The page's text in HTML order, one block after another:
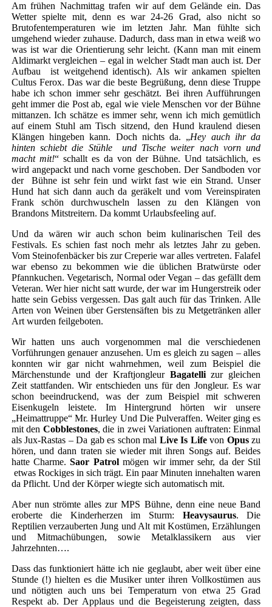
Am frühen Nachmittag trafen wir auf dem Gelände ein. Das
Wetter spielte mit, denn es war 24-26 Grad, also nicht so
Brutofentemperaturen wie im letzten Jahr. Man fühlte sich
umgehend wieder zuhause. Dadurch, dass man in etwa weiß wo
was ist war die Orientierung sehr leicht. (Kann man mit einem
Aldimarkt vergleichen – egal in welcher Stadt man auch ist. Der
Aufbau ist weitgehend identisch). Als wir ankamen spielten
Cultus Ferox. Das war die beste Begrüßung, denn diese Truppe
habe ich schon immer sehr geschätzt. Bei ihren Aufführungen
geht immer die Post ab, egal wie viele Menschen vor der Bühne
mittanzen. Ich schätze es immer sehr, wenn ich mich gemütlich
auf einem Stuhl am Tisch sitzend, den Hund kraulend diesen
Klängen hingeben kann. Doch nichts da. „Hey auch ihr da
hinten schiebt die Stühle und Tische weiter nach vorn und
macht mit!“ schallt es da von der Bühne. Und tatsächlich, es
wird angepackt und nach vorne geschoben. Der Sandboden vor
der Bühne ist sehr fein und wirkt fast wie ein Strand. Unser
Hund hat sich dann auch da geräkelt und vom Vereinspiraten
Frank schön durchwuscheln lassen zu den Klängen von
Brandons Mitstreitern. Da kommt Urlaubsfeeling auf.
Und da wären wir auch schon beim kulinarischen Teil des
Festivals. Es schien fast noch mehr als letztes Jahr zu geben.
Vom Steinofenbäcker bis zur Creperie war alles vertreten. Falafel
war ebenso zu bekommen wie die üblichen Bratwürste oder
Pfannkuchen. Vegetarisch, Normal oder Vegan – das gefällt dem
Veteran. Wer hier nicht satt wurde, der war im Hungerstreik oder
hatte sein Gebiss vergessen. Das galt auch für das Trinken. Alle
Arten von Weinen über Gerstensäften bis zu Metgetränken aller
Art wurden feilgeboten.
Wir hatten uns auch vorgenommen mal die verschiedenen
Vorführungen genauer anzusehen. Um es gleich zu sagen – alles
konnten wir gar nicht wahrnehmen, weil zum Beispiel die
Märchenstunde und der Kraftjongleur Bagatellizur gleichen
Zeit stattfanden. Wir entschieden uns für den Jongleur. Es war
schon beeindruckend, was der zum Beispiel mit schweren
Eisenkugeln leistete. Im Hintergrund hörten wir unsere
„Heimattruppe“ Mr. Hurley Und Die Pulveraffen. Weiter ging es
mit den Cobblestones, die in zwei Variationen auftraten: Einmal
als Jux-Rastas – Da gab es schon mal Live Is Lifevon Opuszu
hören, und dann traten sie wieder mit ihren Songs auf. Beides
hatte Charme.Saor Patrolmögen wir immer sehr, da der Stil
etwas Rockiges in sich trägt. Ein paar Minuten innehalten waren
da Pflicht. Und der Körper wiegte sich automatisch mit.
Aber nun strömte alles zur MPS Bühne, denn eine neue Band
eroberte die Kinderherzen im Sturm: Heavysaurus. Die
Reptilien verzauberten Jung und Alt mit Kostümen, Erzählungen
und Mitmachübungen, sowie Metalklassikern aus vier
Jahrzehnten….
Dass das funktioniert hätte ich nie geglaubt, aber weit über eine
Stunde (!) hielten es die Musiker unter ihren Vollkostümen aus
und nötigten auch uns bei Temperaturn von etwa 25 Grad
Respekt ab. Der Applaus und die Begeisterung zeigten, dass